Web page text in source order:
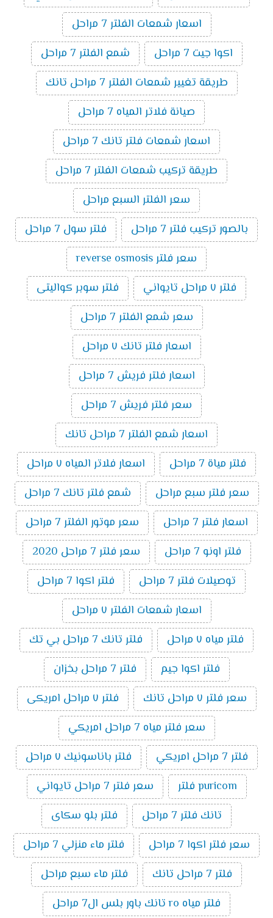
اسعار شمعات الفلتر 7 مراحل
اكوا جيت 7 مراحل
شمع الفلتر 7 مراحل
طريقة تغيير شمعات الفلتر 7 مراحل تانك
صيانة فلاتر المياه 7 مراحل
اسعار شمعات فلتر تانك 7 مراحل
طريقة تركيب شمعات الفلتر 7 مراحل
سعر الفلتر السبع مراحل
بالصور تركيب فلتر 7 مراحل
فلتر سول 7 مراحل
سعر فلتر reverse osmosis
فلتر ٧ مراحل تايواني
فلتر سوبر كواليتى
سعر شمع الفلتر 7 مراحل
اسعار فلتر تانك ٧ مراحل
اسعار فلتر فريش 7 مراحل
سعر فلتر فريش 7 مراحل
اسعار شمع الفلتر 7 مراحل تانك
فلتر مياة 7 مراحل
اسعار فلاتر المياه ٧ مراحل
سعر فلتر سبع مراحل
شمع فلتر تانك 7 مراحل
اسعار فلتر 7 مراحل
سعر موتور الفلتر 7 مراحل
فلتر اونو 7 مراحل
سعر فلتر 7 مراحل 2020
توصيلات فلتر 7 مراحل
فلتر اكوا 7 مراحل
اسعار شمعات الفلتر ٧ مراحل
فلتر مياه ٧ مراحل
فلتر تانك 7 مراحل بي تك
فلتر اكوا جيم
فلتر 7 مراحل بخزان
سعر فلتر ٧ مراحل تانك
فلتر ٧ مراحل امريكى
سعر فلتر مياه 7 مراحل امريكي
فلتر 7 مراحل امريكي
فلتر باناسونيك ٧ مراحل
puricom فلتر
سعر فلتر 7 مراحل تايواني
تانك فلتر 7 مراحل
فلتر بلو سكاى
سعر فلتر اكوا 7 مراحل
فلتر ماء منزلي 7 مراحل
فلتر 7 مراحل تانك
فلتر ماء سبع مراحل
فلتر مياه ro تانك باور بلس ال7 مراحل